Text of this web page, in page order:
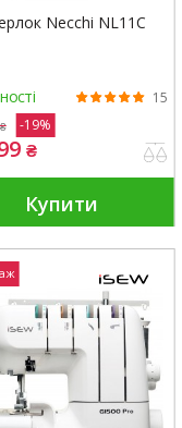
Necchi NL11C
15
₴
₴ -19%
Купити